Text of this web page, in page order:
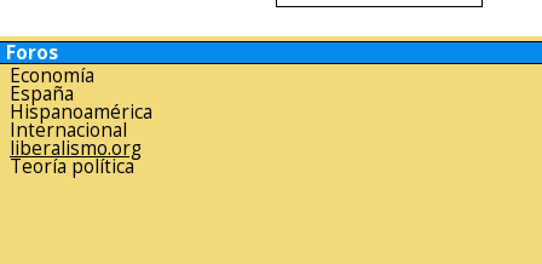
Foros
Economía
España
Hispanoamérica
Internacional
liberalismo.org
Teoría política